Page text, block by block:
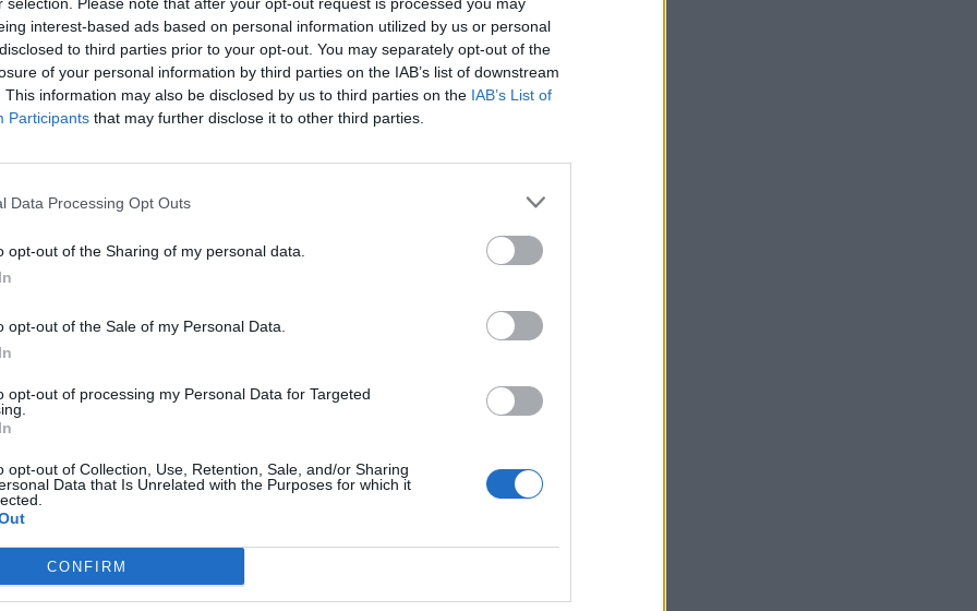
interest-based ads based on personal information utilized by us or personal
to third parties prior to your opt-out. You may separately opt-out of the
of your personal information by third parties on the IAB’s list of downstream
This information may also be disclosed by us to third parties on the IAB’s List of
Participants that may further disclose it to other third parties.
Data Processing Opt Outs
opt-out of the Sharing of my personal data.
opt-out of the Sale of my Personal Data.
opt-out of processing my Personal Data for Targeted
opt-out of Collection, Use, Retention, Sale, and/or Sharing
Data that Is Unrelated with the Purposes for which it
CONFIRM
Stöd Para§rafs bevakning av högerextremismen
PRENUMERERA PÅ PARA§RAFS NYHETSBREV
Andreas
Börje R P Carlsson
Dick Sundevall
Ebba Busch
Jimmie Åkesson Kokainmålet
LagarMichael Pålsson